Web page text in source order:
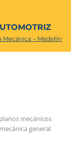
– Medellín
mecánicos
general